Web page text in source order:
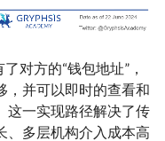
对方的“钱包地址”，
，并可以即时的查看和
这一实现路径解决了传
、多层机构介入成本高